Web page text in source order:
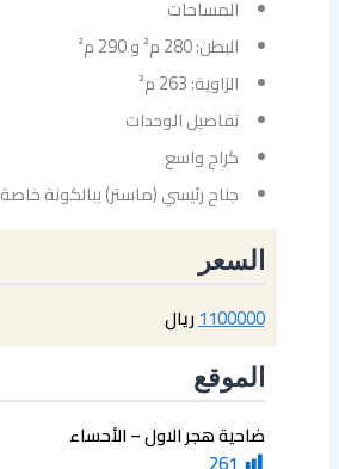
المساحات
البطن: 280 م² و 290 م²
الزاوية: 263 م²
تفاصيل الوحدات
⁠كراج واسع
⁠جناح رئيسي (ماستر) ببالكونة خاصة
السعر
1100000ريال
الموقع
ضاحية هجر الاول – الأحساء